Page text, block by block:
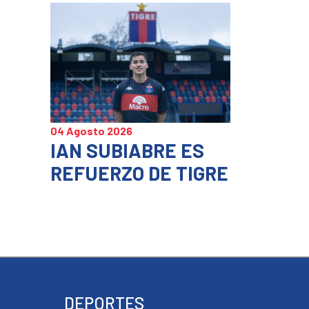
04 Agosto 2026
IAN SUBIABRE ES
REFUERZO DE TIGRE
DEPORTES